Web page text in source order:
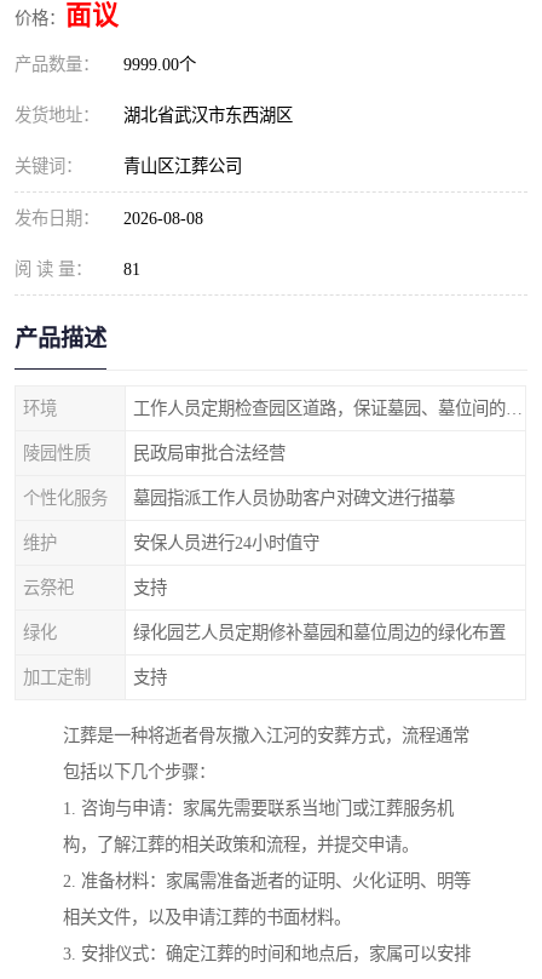
价格： 面议
产品数量： 9999.00个
发货地址： 湖北省武汉市东西湖区
关键词： 青山区江葬公司
发布日期： 2026-08-08
阅 读 量： 81
产品描述
环境
陵园性质 民政局审批合法经营
个性化服务 墓园指派工作人员协助客户对碑文进行描摹
维护 安保人员进行24小时值守
云祭祀 支持
绿化 绿化园艺人员定期修补墓园和墓位周边的绿化布置
加工定制 支持
江葬是一种将逝者骨灰撒入江河的安葬方式，流程通常
包括以下几个步骤：
1. 咨询与申请：家属先需要联系当地门或江葬服务机
构，了解江葬的相关政策和流程，并提交申请。
2. 准备材料：家属需准备逝者的证明、火化证明、明等
相关文件，以及申请江葬的书面材料。
3. 安排仪式：确定江葬的时间和地点后，家属可以安排